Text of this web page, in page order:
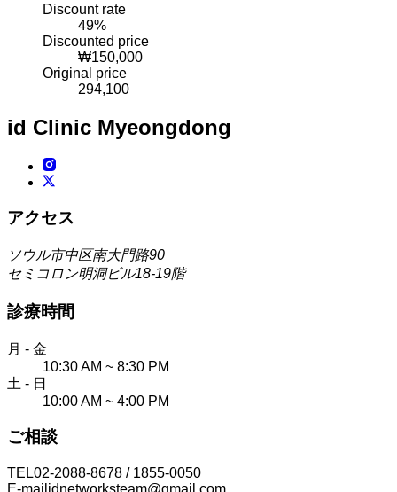
Discount rate
49%
Discounted price
₩150,000
Original price
294,100
id Clinic Myeongdong
アクセス
ソウル市中区南大門路90
セミコロン明洞ビル18-19階
診療時間
月 - 金
10:30 AM ~ 8:30 PM
土 - 日
10:00 AM ~ 4:00 PM
ご相談
TEL02-2088-8678 / 1855-0050
E-mail idnetworksteam@gmail.com